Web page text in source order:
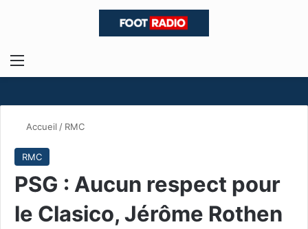
Menu
Accueil / RMC
RMC
PSG : Aucun respect pour
le Clasico, Jérôme Rothen